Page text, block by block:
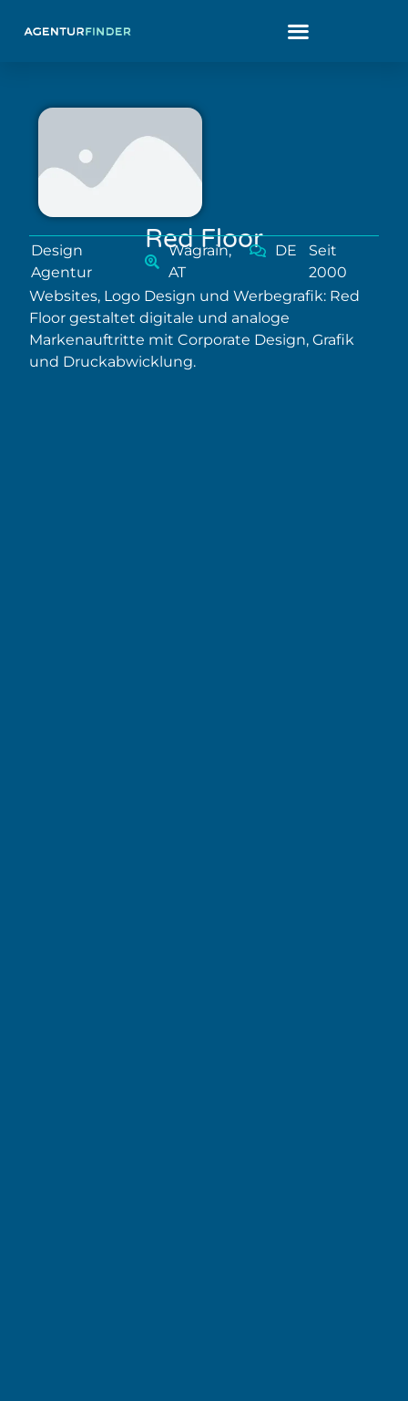
Red Floor
Design
Agentur
Wagrain,
AT
DE
Seit
2000
Websites, Logo Design und Werbegrafik: Red
Floor gestaltet digitale und analoge
Markenauftritte mit Corporate Design, Grafik
und Druckabwicklung.